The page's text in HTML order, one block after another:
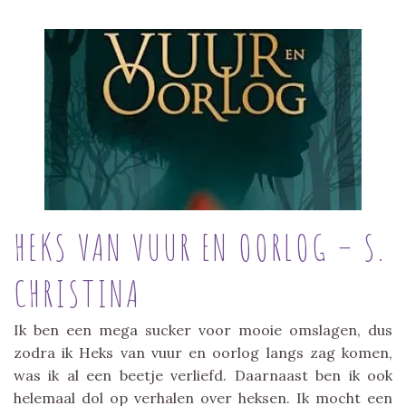
HEKS VAN VUUR EN OORLOG – S.
CHRISTINA
Ik ben een mega sucker voor mooie omslagen, dus
zodra ik Heks van vuur en oorlog langs zag komen,
was ik al een beetje verliefd. Daarnaast ben ik ook
helemaal dol op verhalen over heksen. Ik mocht een